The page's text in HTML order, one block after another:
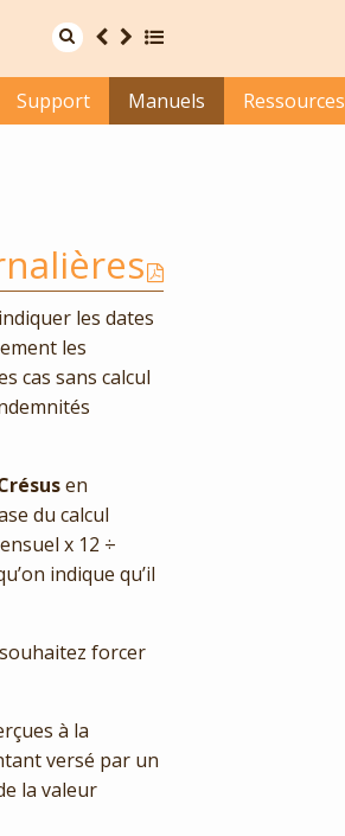
Support Manuels Ressources
les dates
les
cas sans calcul
en
du calcul
x 12 ÷
indique qu’il
forcer
à la
versé par un
la valeur